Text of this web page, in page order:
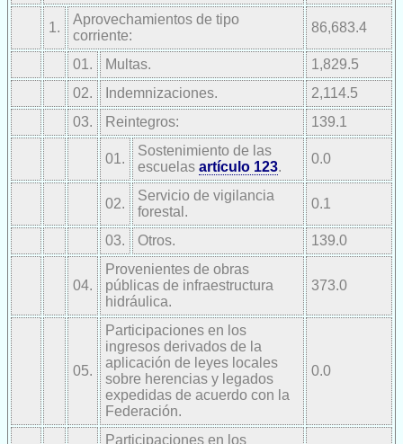
1.
Aprovechamientos de tipo
corriente:
86,683.4
01. Multas.
1,829.5
02.
Indemnizaciones.
2,114.5
03.
Reintegros: 139.1
01.
Sostenimiento de las
escuelas artículo 123.
0.0
02.
Servicio de vigilancia
forestal.
0.1
03. Otros. 139.0
04.
Provenientes de obras
públicas de infraestructura
hidráulica.
373.0
05.
Participaciones en los
ingresos derivados de la
aplicación de leyes locales
sobre herencias y legados
expedidas de acuerdo con la
Federación.
0.0
Participaciones en los